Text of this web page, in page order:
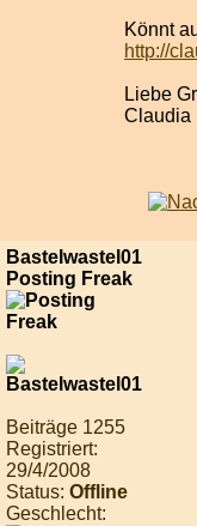
Könnt
http://
Liebe
Claudia
Bastelwastel01
Posting Freak
Beiträge 1255
Registriert:
29/4/2008
Status: Offline
Geschlecht: